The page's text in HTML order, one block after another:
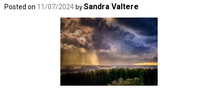
Posted on 11/07/2024 bySandra Valtere